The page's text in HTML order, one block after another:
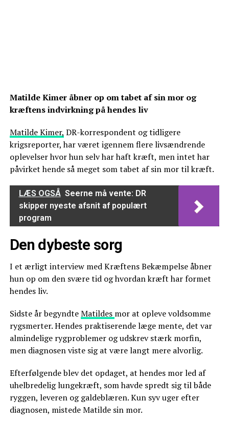
Matilde Kimer åbner op om tabet af sin mor og
kræftens indvirkning på hendes liv
Matilde Kimer, DR-korrespondent og tidligere
krigsreporter, har været igennem flere livsændrende
oplevelser hvor hun selv har haft kræft, men intet har
påvirket hende så meget som tabet af sin mor til kræft.
LÆS OGSÅ Seerne må vente: DR
skipper nyeste afsnit af populært
program
Den dybeste sorg
I et ærligt interview med Kræftens Bekæmpelse åbner
hun op om den svære tid og hvordan kræft har formet
hendes liv.
Sidste år begyndteMatildes mor at opleve voldsomme
rygsmerter. Hendes praktiserende læge mente, det var
almindelige rygproblemer og udskrev stærk morfin,
men diagnosen viste sig at være langt mere alvorlig.
Efterfølgende blev det opdaget, at hendes mor led af
uhelbredelig lungekræft, som havde spredt sig til både
ryggen, leveren og galdeblæren. Kun syv uger efter
diagnosen, mistede Matilde sin mor.